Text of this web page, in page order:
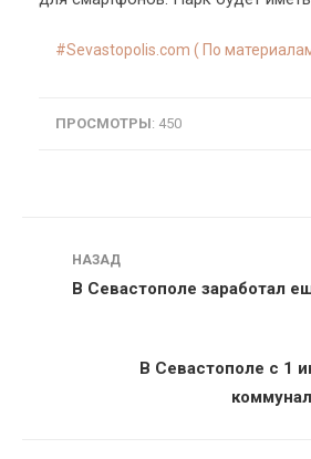
Sevastopolis.com ( По
ПРОСМОТРЫ: 450
Навигация
НАЗАД
В Севастополе заработал
В Севастополе с 1